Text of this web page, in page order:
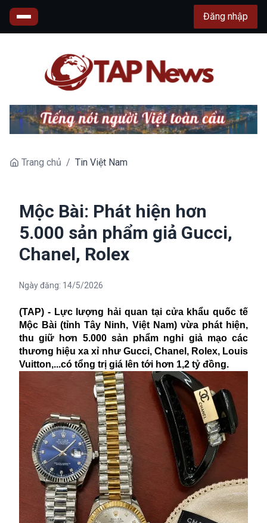
Đăng nhập
Trang chủ / Tin Việt Nam
Mộc Bài: Phát hiện hơn
5.000 sản phẩm giả Gucci,
Chanel, Rolex
Ngày đăng: 14/5/2026
(TAP) - Lực lượng hải quan tại cửa khẩu quốc tế
Mộc Bài (tỉnh Tây Ninh, Việt Nam) vừa phát hiện,
thu giữ hơn 5.000 sản phẩm nghi giả mạo các
thương hiệu xa xỉ như Gucci, Chanel, Rolex, Louis
Vuitton,...có tổng trị giá lên tới hơn 1,2 tỷ đồng.